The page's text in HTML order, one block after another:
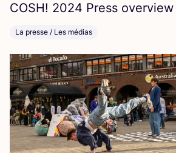
COSH! 2024 Press overview
La presse / Les médias